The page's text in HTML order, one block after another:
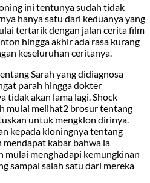
ini tentunya sudah tidak
hanya satu dari keduanya yang
tertarik dengan jalan cerita film
hingga akhir ada rasa kurang
keseluruhan ceritanya.
Sarah yang didiagnosa
parah hingga dokter
tidak akan lama lagi. Shock
mulai melihat2 brosur tentang
untuk mengklon dirinya.
kepada kloningnya tentang
kabar bahwa ia
mulai menghadapi kemungkinan
sampai salah satu dari mereka